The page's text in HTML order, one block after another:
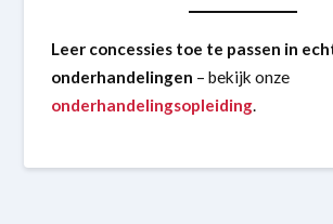
Leer concessies toe te passen in
onderhandelingen – bekijk onze
onderhandelingsopleiding.